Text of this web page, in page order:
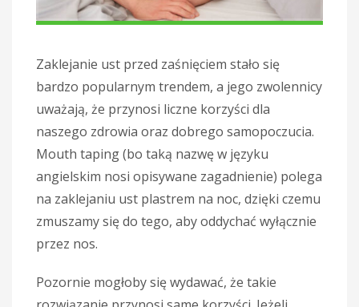
Zaklejanie ust przed zaśnięciem stało się
bardzo popularnym trendem, a jego zwolennicy
uważają, że przynosi liczne korzyści dla
naszego zdrowia oraz dobrego samopoczucia.
Mouth taping (bo taką nazwę w języku
angielskim nosi opisywane zagadnienie) polega
na zaklejaniu ust plastrem na noc, dzięki czemu
zmuszamy się do tego, aby oddychać wyłącznie
przez nos.
Pozornie mogłoby się wydawać, że takie